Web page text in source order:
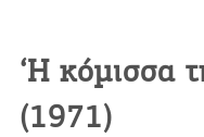
‘Η κόμισσα
(1971)